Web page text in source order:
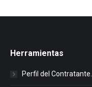
Herramientas
Perfil del Contratante.